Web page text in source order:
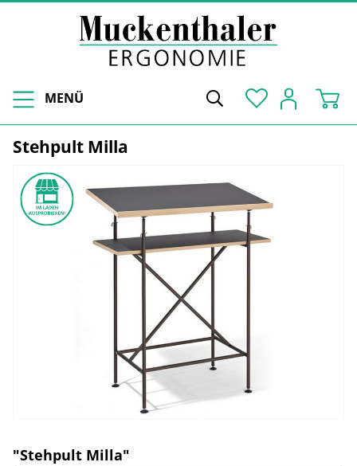
MENÜ
Stehpult Milla
"Stehpult Milla"